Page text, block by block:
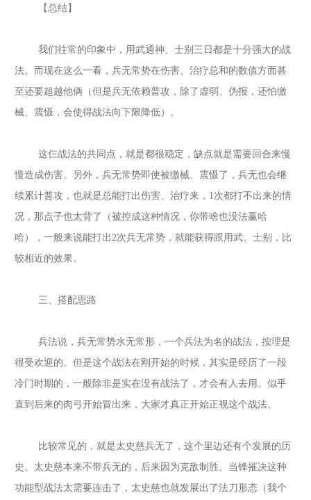
【总结】
我们往常的印象中，用武通神、士别三日都是十分强大的战
法。而现在这么一看，兵无常势在伤害、治疗总和的数值方面甚
至还要超越他俩（但是兵无依赖普攻，除了虚弱、伪报，还怕缴
械、震慑，会使得战法向下限降低）。
这仨战法的共同点，就是都很稳定，缺点就是需要回合来慢
慢造成伤害。另外，兵无常势即使被缴械、震慑了，兵无也会继
续累计普攻，也就是总能打出伤害、治疗来， 1次都打不出来的情
况，那点子也太背了（被控成这种情况，你带啥也没法赢哈
哈），一般来说能打出2次兵无常势，就能获得跟用武、士别，比
较相近的效果。
三、搭配思路
兵法说，兵无常势水无常形，一个兵法为名的战法，按理是
很受欢迎的。但是这个战法在刚开始的时候，其实是经历了一段
冷门时期的，一般除非是实在没有战法了，才会有人去用。似乎
直到后来的肉弓开始冒出来，大家才真正开始正视这个战法。
比较常见的，就是太史慈兵无了，这个里边还有个发展的历
史。太史慈本来不带兵无的，后来因为克敌制胜、当锋摧决这种
功能型战法太需要连击了，太史慈也就发展出了法刀形态（我个